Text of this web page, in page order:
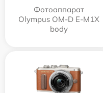
Фотоаппарат
Olympus OM-D E-M1X
body